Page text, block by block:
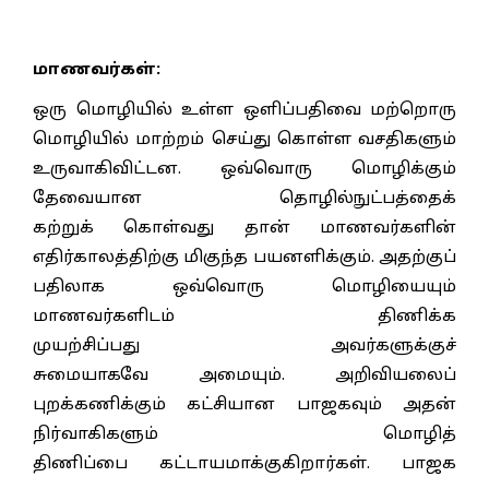
மாணவர்கள்:
ஒரு மொழியில் உள்ள ஒளிப்பதிவை மற்றொரு
மொழியில் மாற்றம் செய்து கொள்ள வசதிகளும்
உருவாகிவிட்டன. ஒவ்வொரு மொழிக்கும்
தேவையான தொழில்நுட்பத்தைக்
கற்றுக் கொள்வது தான் மாணவர்களின்
எதிர்காலத்திற்கு மிகுந்த பயனளிக்கும். அதற்குப்
பதிலாக ஒவ்வொரு மொழியையும்
மாணவர்களிடம் திணிக்க
முயற்சிப்பது அவர்களுக்குச்
சுமையாகவே அமையும். அறிவியலைப்
புறக்கணிக்கும் கட்சியான பாஜகவும் அதன்
நிர்வாகிகளும் மொழித்
திணிப்பை கட்டாயமாக்குகிறார்கள். பாஜக